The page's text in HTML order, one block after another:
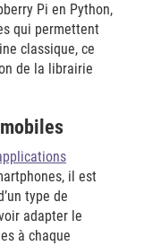
Pi en Python,
qui permettent
classique, ce
de la librairie
il est
type de
adapter le
à chaque